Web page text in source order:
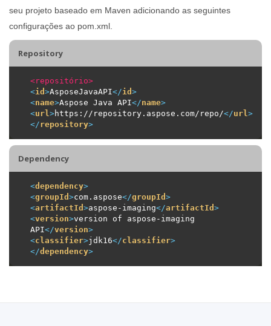
seu projeto baseado em Maven adicionando as seguintes
configurações ao pom.xml.
Repository
<repositório>
<id >AsposeJavaAPI</id >
<name>Aspose Java API</name>
<url >https://repository.aspose.com/repo/</url >
</repository>
Dependency
<dependency>
<groupId >com.aspose</groupId >
<artifactId >aspose-imaging</artifactId >
<version>version of aspose-imaging
API</version>
<classifier>jdk16</classifier>
</dependency>